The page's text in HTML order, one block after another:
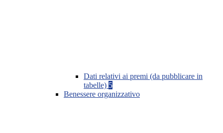
Dati relativi ai premi (da pubblicare in
tabelle) 5
Benessere organizzativo